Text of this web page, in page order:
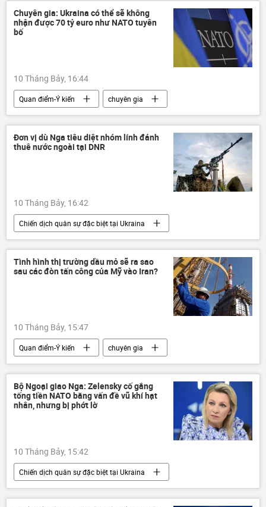
TAND
Hà Nội
Chuyên gia: Ukraina có thể sẽ không
nhận được 70 tỷ euro như NATO tuyên
bố
10 Tháng Bảy, 16:44
Quan điểm-Ý kiến
chuyên gia
Thế giới
NATO
Chính trị
Ukraina
Đơn vị dù Nga tiêu diệt nhóm lính đánh
thuê nước ngoài tại DNR
10 Tháng Bảy, 16:42
Chiến dịch quân sự đặc biệt tại Ukraina
Bộ Quốc phòng Nga
Nga
Chính trị
Thế giới
Quân sự
xung đột quân sự
máy bay không người lái
Ba Lan
DNR
Tình hình thị trường dầu mỏ sẽ ra sao
sau các đòn tấn công của Mỹ vào Iran?
10 Tháng Bảy, 15:47
Quan điểm-Ý kiến
chuyên gia
Thế giới
Chính trị
Hoa Kỳ
dầu mỏ
Iran OPEC
UAE
Trung Quốc
Trung Đông
Bộ Ngoại giao Nga: Zelensky cố gắng
tống tiền NATO bằng vấn đề vũ khí hạt
nhân, nhưng bị phớt lờ
10 Tháng Bảy, 15:42
Chiến dịch quân sự đặc biệt tại Ukraina
Nga
Bộ Ngoại giao Nga
Chính trị